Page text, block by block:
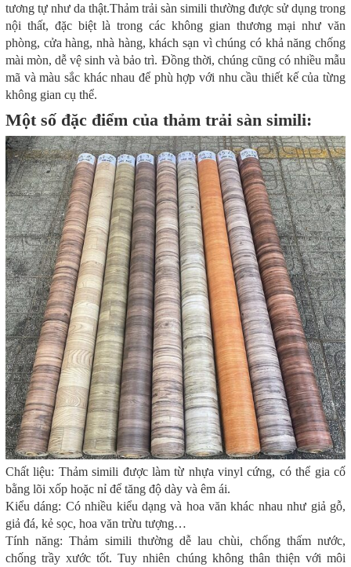
tương tự như da thật.Thảm trải sàn simili thường được sử dụng trong
nội thất, đặc biệt là trong các không gian thương mại như văn
phòng, cửa hàng, nhà hàng, khách sạn vì chúng có khả năng chống
mài mòn, dễ vệ sinh và bảo trì. Đồng thời, chúng cũng có nhiều mẫu
mã và màu sắc khác nhau để phù hợp với nhu cầu thiết kế của từng
không gian cụ thể.
Một số đặc điểm của thảm trải sàn simili:
Chất liệu: Thảm simili được làm từ nhựa vinyl cứng, có thể gia cố
bằng lõi xốp hoặc nỉ để tăng độ dày và êm ái.
Kiểu dáng: Có nhiều kiểu dạng và hoa văn khác nhau như giả gỗ,
giả đá, kẻ sọc, hoa văn trừu tượng…
Tính năng: Thảm simili thường dễ lau chùi, chống thấm nước,
chống trầy xước tốt. Tuy nhiên chúng không thân thiện với môi